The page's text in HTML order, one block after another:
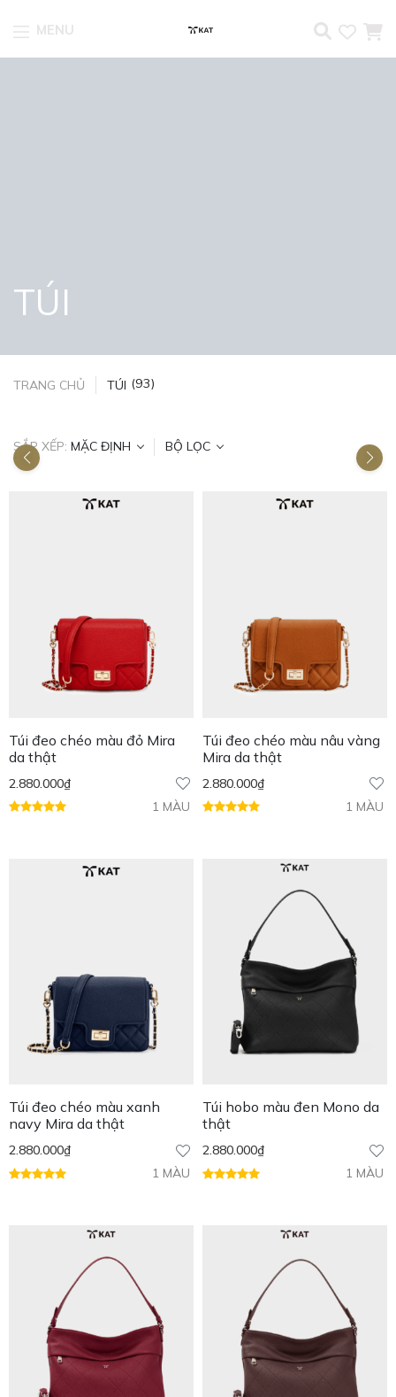
MENU
TÚI
TRANG CHỦ TÚI (93)
SẮP XẾP: MẶC ĐỊNH BỘ LỌC
Túi đeo chéo màu đỏ Mira
da thật
2.880.000₫
1 MÀU
Túi đeo chéo màu nâu vàng
Mira da thật
2.880.000₫
1 MÀU
Túi đeo chéo màu xanh
navy Mira da thật
2.880.000₫
1 MÀU
Túi hobo màu đen Mono da
thật
2.880.000₫
1 MÀU